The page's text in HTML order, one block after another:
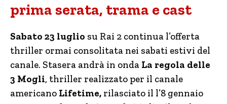
prima serata, trama e cast
Sabato 23 luglio su Rai 2 continua l’offerta
thriller ormai consolitata nei sabati estivi del
canale. Stasera andrà in onda La regola delle
3 Mogli, thriller realizzato per il canale
americano Lifetime, rilasciato il l’8 gennaio